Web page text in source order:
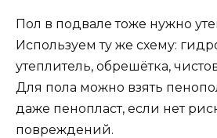
Пол в подвале тоже нужно
Используем ту же схему:
утеплитель, обрешётка,
Для пола можно взять
даже пенопласт, если нет
повреждений.